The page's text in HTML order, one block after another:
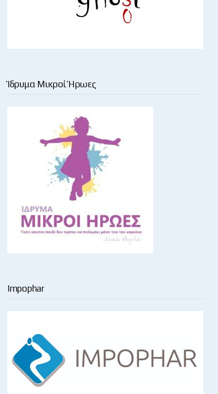
Ίδρυμα Μικροί Ήρωες
Impophar